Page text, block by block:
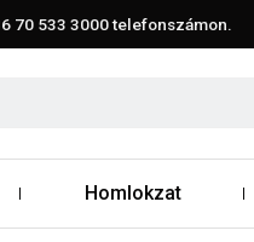
70 533 3000telefonszámon.
Homlokzat